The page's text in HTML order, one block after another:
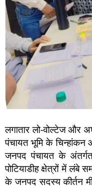
लगातार लो-वोल्टेज और
पंचायत भूमि के
जनपद पंचायत के
पोटियाडीह क्षेत्रों में
के जनपद सदस्य कीर्तन